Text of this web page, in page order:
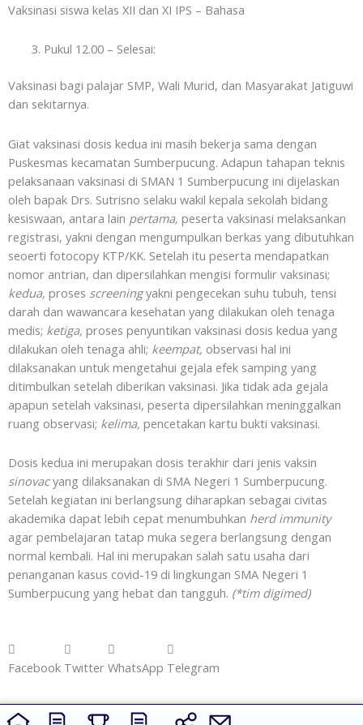
Vaksinasi siswa kelas XII dan XI IPS – Bahasa
Pukul 12.00 – Selesai:
Vaksinasi bagi palajar SMP, Wali Murid, dan Masyarakat Jatiguwi
dan sekitarnya.
Giat vaksinasi dosis kedua ini masih bekerja sama dengan
Puskesmas kecamatan Sumberpucung. Adapun tahapan teknis
pelaksanaan vaksinasi di SMAN 1 Sumberpucung ini dijelaskan
oleh bapak Drs. Sutrisno selaku wakil kepala sekolah bidang
kesiswaan, antara lain pertama, peserta vaksinasi melaksankan
registrasi, yakni dengan mengumpulkan berkas yang dibutuhkan
seoerti fotocopy KTP/KK. Setelah itu peserta mendapatkan
nomor antrian, dan dipersilahkan mengisi formulir vaksinasi;
kedua, proses screeningyakni pengecekan suhu tubuh, tensi
darah dan wawancara kesehatan yang dilakukan oleh tenaga
medis; ketiga, proses penyuntikan vaksinasi dosis kedua yang
dilakukan oleh tenaga ahli; keempat, observasi hal ini
dilaksanakan untuk mengetahui gejala efek samping yang
ditimbulkan setelah diberikan vaksinasi. Jika tidak ada gejala
apapun setelah vaksinasi, peserta dipersilahkan meninggalkan
ruang observasi; kelima, pencetakan kartu bukti vaksinasi.
Dosis kedua ini merupakan dosis terakhir dari jenis vaksin
sinovacyang dilaksanakan di SMA Negeri 1 Sumberpucung.
Setelah kegiatan ini berlangsung diharapkan sebagai civitas
akademika dapat lebih cepat menumbuhkan herd immunity
agar pembelajaran tatap muka segera berlangsung dengan
normal kembali. Hal ini merupakan salah satu usaha dari
penanganan kasus covid-19 di lingkungan SMA Negeri 1
Sumberpucung yang hebat dan tangguh. (*tim digimed)
Facebook Twitter WhatsApp Telegram